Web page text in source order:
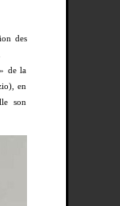
des
de la
en
son